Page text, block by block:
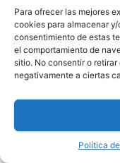
Para ofrecer las mejores
cookies para almacenar
consentimiento de estas
el comportamiento de
sitio. No consentir o
negativamente a ciertas
Política
hay una
sitios web
en francés, lo
vocabulario
de escucha
un hablante